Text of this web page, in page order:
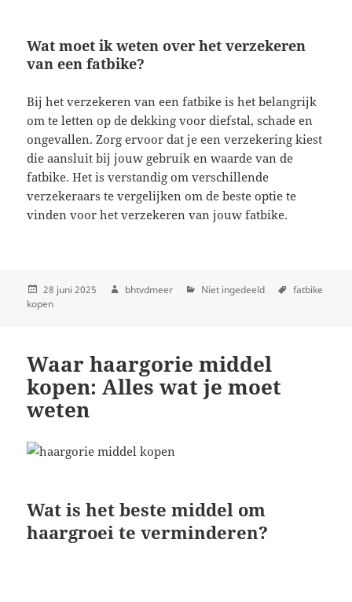
Wat moet ik weten over het verzekeren
van een fatbike?
Bij het verzekeren van een fatbike is het belangrijk
om te letten op de dekking voor diefstal, schade en
ongevallen. Zorg ervoor dat je een verzekering kiest
die aansluit bij jouw gebruik en waarde van de
fatbike. Het is verstandig om verschillende
verzekeraars te vergelijken om de beste optie te
vinden voor het verzekeren van jouw fatbike.
28 juni 2025 bhtvdmeer Niet ingedeeld
fatbike
kopen
Waar haargorie middel
kopen: Alles wat je moet
weten
Wat is het beste middel om
haargroei te verminderen?